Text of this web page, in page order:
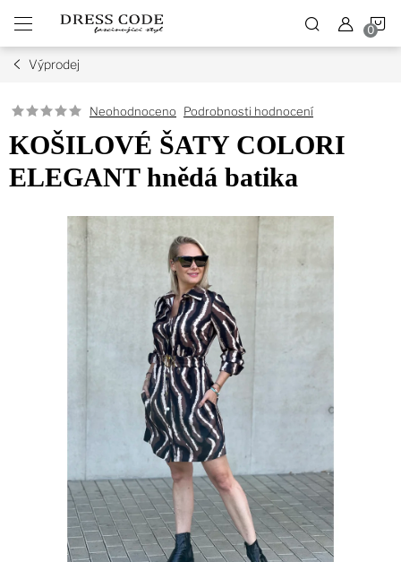
obsah
Výprodej
Neohodnoceno Podrobnosti hodnocení
KOŠILOVÉ ŠATY COLORI
ELEGANT hnědá batika